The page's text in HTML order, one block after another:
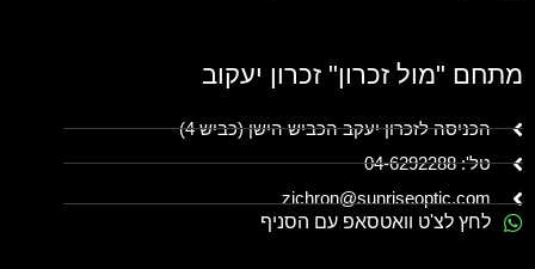
מתחם "מול זכרון" זכרון יעקוב
הכניסה לזכרון יעקב הכביש הישן (כביש 4)
טל': 04-6292288
zichron@sunriseoptic.com
לחץ לצ'ט וואטסאפ עם הסניף